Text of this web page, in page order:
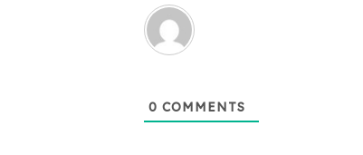
0 COMMENTS